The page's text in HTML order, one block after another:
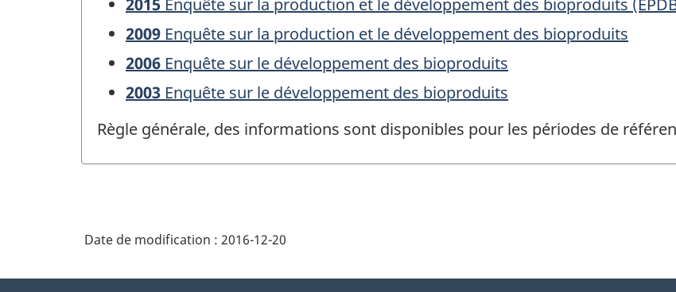
2009 Enquête sur la production et le développement des bioproduits
2006 Enquête sur le développement des bioproduits
2003 Enquête sur le développement des bioproduits
Règle générale, des informations sont disponibles pour les périodes de
Date de modification : 2016-12-20